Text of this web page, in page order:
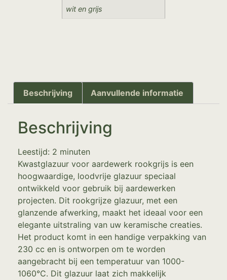
wit en grijs
Beschrijving Aanvullende informatie
Beschrijving
Leestijd: 2 minuten
Kwastglazuur voor aardewerk rookgrijs is een
hoogwaardige, loodvrije glazuur speciaal
ontwikkeld voor gebruik bij aardewerken
projecten. Dit rookgrijze glazuur, met een
glanzende afwerking, maakt het ideaal voor een
elegante uitstraling van uw keramische creaties.
Het product komt in een handige verpakking van
230 cc en is ontworpen om te worden
aangebracht bij een temperatuur van 1000-
1060°C. Dit glazuur laat zich makkelijk